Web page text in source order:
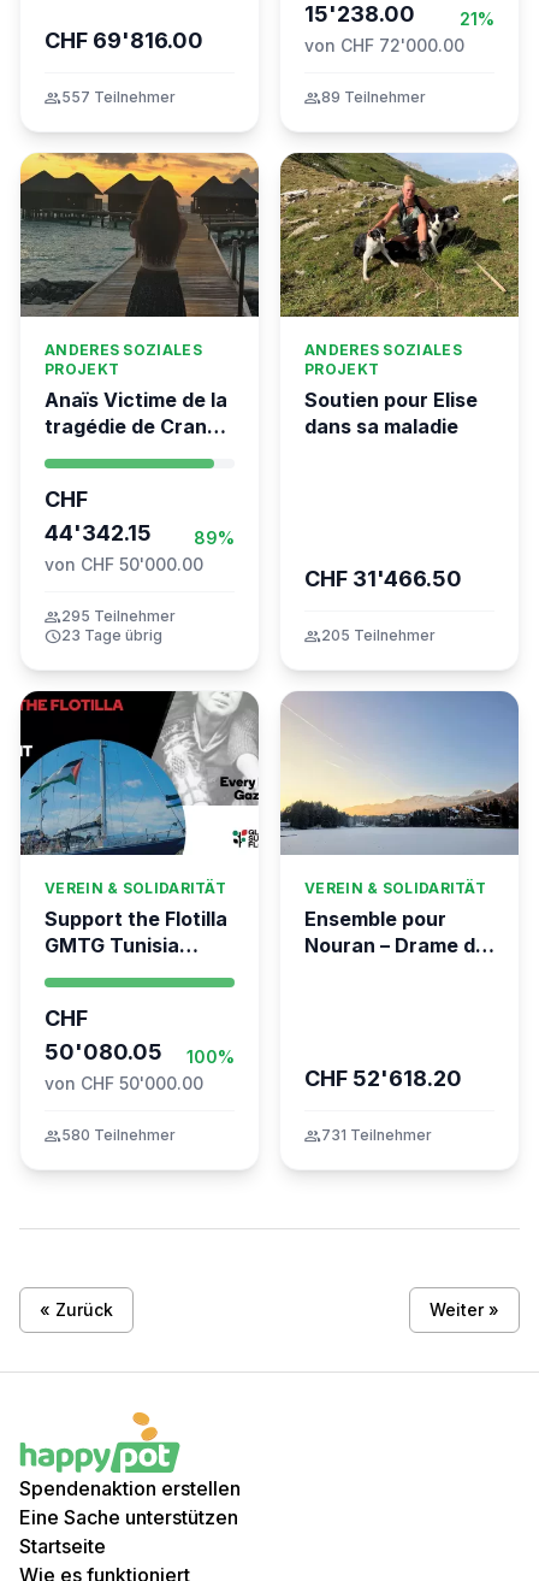
CHF 69'816.00
group557 Teilnehmer
15'238.00
21%
von CHF 72'000.00
group89 Teilnehmer
ANDERES SOZIALES
PROJEKT
Anaïs Victime de la
tragédie de Crans-
CHF
44'342.15
89%
von CHF 50'000.00
group295 Teilnehmer
schedule23 Tage übrig
ANDERES SOZIALES
PROJEKT
Soutien pour Elise
dans sa maladie
CHF 31'466.50
group205 Teilnehmer
VEREIN & SOLIDARITÄT
Support the Flotilla
GMTG Tunisia
CHF
50'080.05
100%
von CHF 50'000.00
group580 Teilnehmer
VEREIN & SOLIDARITÄT
Ensemble pour
Nouran – Drame de
CHF 52'618.20
group731 Teilnehmer
« Zurück Weiter »
Spendenaktion erstellen
Eine Sache unterstützen
Startseite
Wie es funktioniert